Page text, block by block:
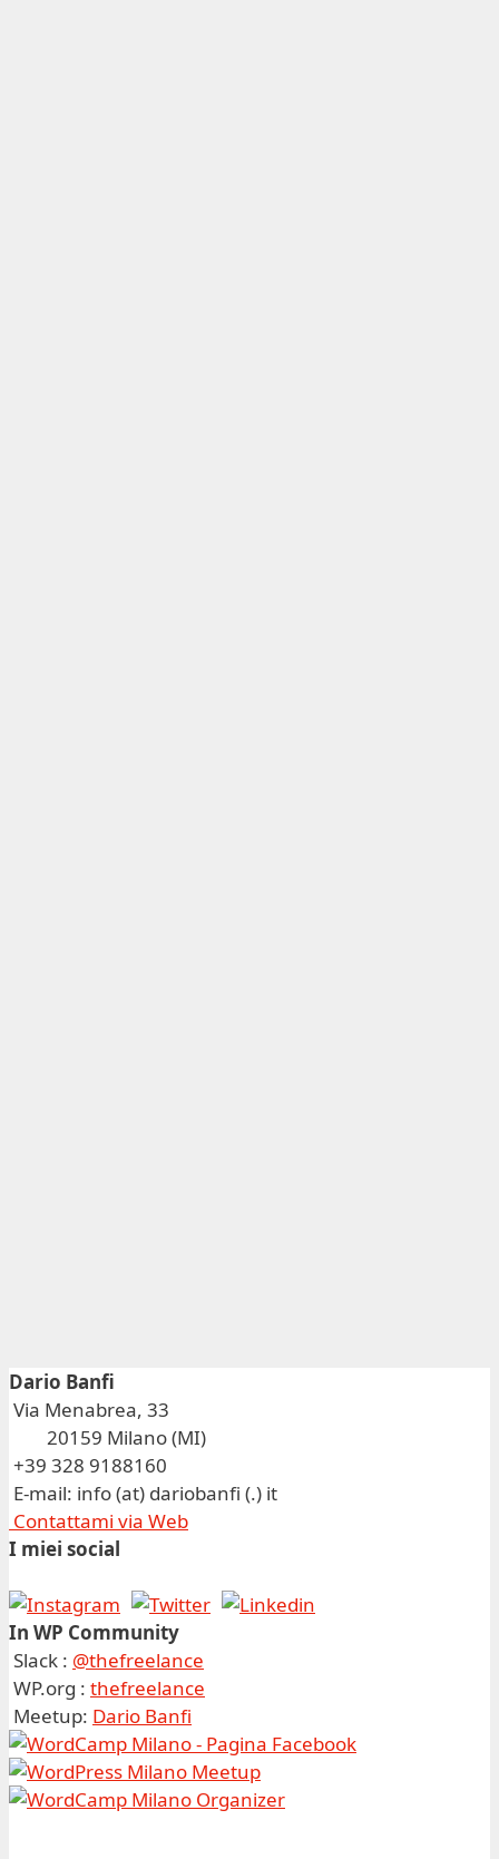
Dario Banfi
Via Menabrea, 33
20159 Milano (MI)
+39 328 9188160
E-mail: info (at) dariobanfi (.) it
Contattami via Web
I miei social
In WP Community
Slack : @thefreelance
WP.org : thefreelance
Meetup: Dario Banfi